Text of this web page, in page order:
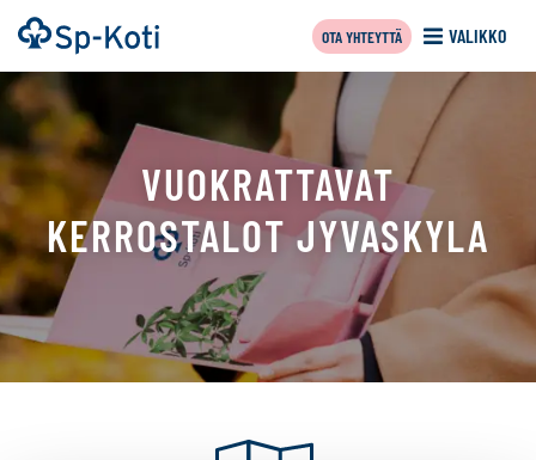
Siirry
sisältöön
Etusivu VALIKKO
OTA YHTEYTTÄ
VUOKRATTAVAT
KERROSTALOT JYVASKYLA
Tällä
sivulla